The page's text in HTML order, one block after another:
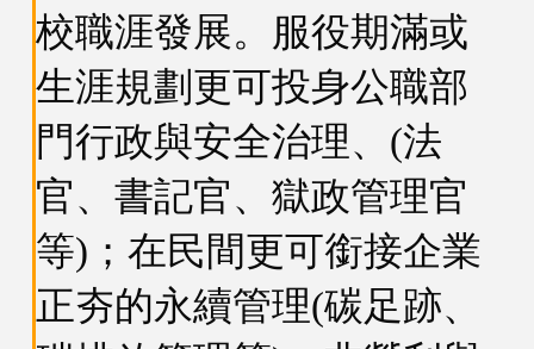
校職涯發展。服役期滿或
生涯規劃更可投身公職部
門行政與安全治理、(法
官、書記官、獄政管理官
等)；在民間更可銜接企業
正夯的永續管理(碳足跡、